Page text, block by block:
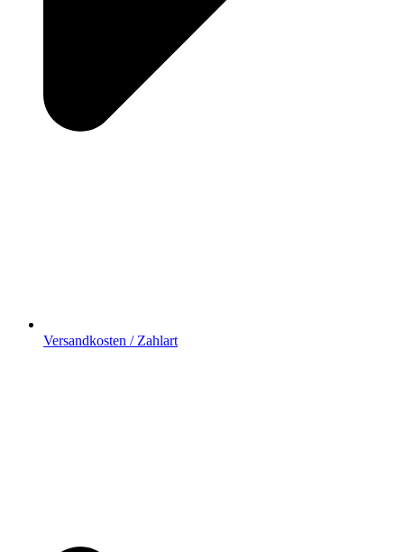
Versandkosten / Zahlart